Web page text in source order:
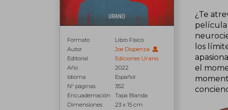
Formato
Libro Físico
Autor
Joe Dispenza
Editorial
Ediciones Urano
Año
2022
Idioma
Español
N° páginas
352
Encuadernación
Tapa Blanda
Dimensiones
23 x 15 cm
¿Te
película
los
el